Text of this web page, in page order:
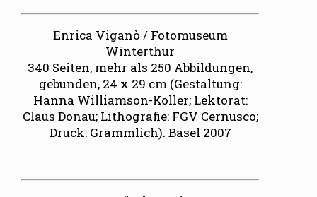
Enrica Viganò / Fotomuseum
Winterthur
340 Seiten, mehr als 250 Abbildungen,
gebunden, 24 x 29 cm (Gestaltung:
Hanna Williamson-Koller; Lektorat:
Claus Donau; Lithografie: FGV Cernusco;
Druck: Grammlich). Basel 2007